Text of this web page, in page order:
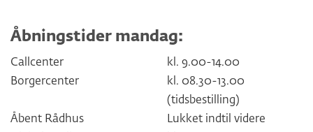
Åbningstider mandag:
Callcenter
kl. 9.00-14.00
Borgercenter
kl. 08.30-13.00
(tidsbestilling)
Åbent Rådhus
Lukket indtil videre